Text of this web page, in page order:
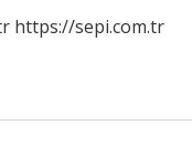
https://sepi.com.tr